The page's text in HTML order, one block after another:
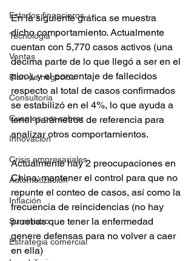
Estados financieros
Tecnología
Ventas
Plan de negocios
Consultoría
Cuentas por cobrar
Innovación
Crisis empresariales
Automatización
Inflación
Suministro
Estrategia comercial
En la siguiente gráfica se muestra
dicho comportamiento. Actualmente
cuentan con 5,770 casos activos (una
décima parte de lo que llegó a ser en el
pico), y el porcentaje de fallecidos
respecto al total de casos confirmados
se estabilizó en el 4%, lo que ayuda a
tener parámetros de referencia para
analizar otros comportamientos.
Actualmente hay 2 preocupaciones en
China: mantener el control para que no
repunte el conteo de casos, así como la
frecuencia de reincidencias (no hay
pruebas que tener la enfermedad
genere defensas para no volver a caer
en ella)